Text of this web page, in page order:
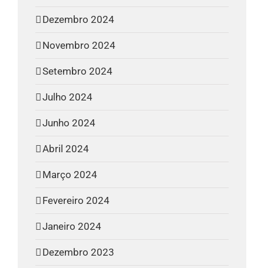
Dezembro 2024
Novembro 2024
Setembro 2024
Julho 2024
Junho 2024
Abril 2024
Março 2024
Fevereiro 2024
Janeiro 2024
Dezembro 2023